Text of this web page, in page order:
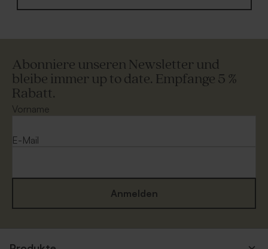
Abonniere unseren Newsletter und
bleibe immer up to date. Empfange 5 %
Rabatt.
Vorname
E-Mail
Anmelden